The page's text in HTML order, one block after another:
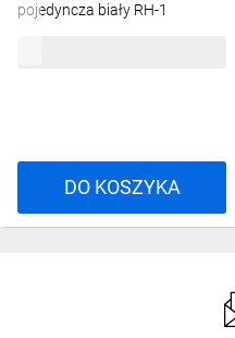
pojedyncza biały RH-1
DO KOSZYKA